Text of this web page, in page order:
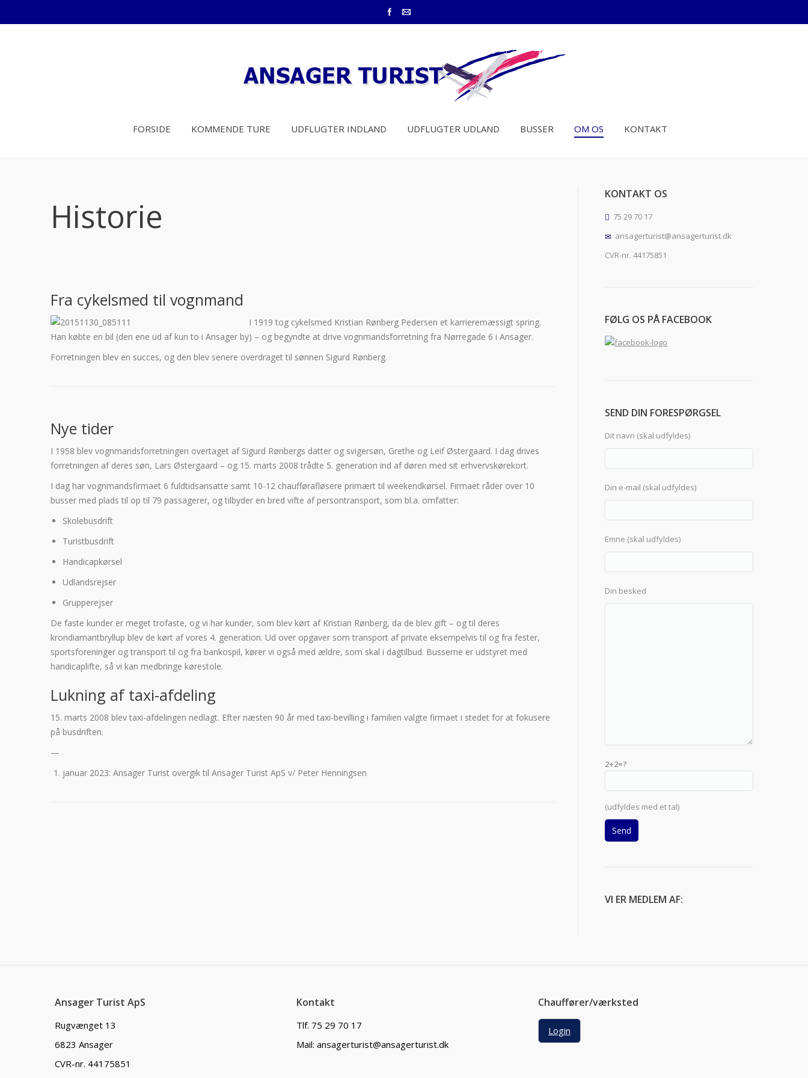
FORSIDE KOMMENDE TURE UDFLUGTER INDLAND UDFLUGTER UDLAND BUSSER OM OS KONTAKT
Historie
Fra cykelsmed til vognmand
I 1919 tog cykelsmed Kristian Rønberg Pedersen et karrieremæssigt spring.
Han købte en bil (den ene ud af kun to i Ansager by) – og begyndte at drive vognmandsforretning fra Nørregade 6 i Ansager.
Forretningen blev en succes, og den blev senere overdraget til sønnen Sigurd Rønberg.
Nye tider
I 1958 blev vognmandsforretningen overtaget af Sigurd Rønbergs datter og svigersøn, Grethe og Leif Østergaard. I dag drives
forretningen af deres søn, Lars Østergaard – og 15. marts 2008 trådte 5. generation ind af døren med sit erhvervskørekort.
I dag har vognmandsfirmaet 6 fuldtidsansatte samt 10-12 chaufførafløsere primært til weekendkørsel. Firmaet råder over 10
busser med plads til op til 79 passagerer, og tilbyder en bred vifte af persontransport, som bl.a. omfatter:
Skolebusdrift
Turistbusdrift
Handicapkørsel
Udlandsrejser
Grupperejser
De faste kunder er meget trofaste, og vi har kunder, som blev kørt af Kristian Rønberg, da de blev gift – og til deres
krondiamantbryllup blev de kørt af vores 4. generation. Ud over opgaver som transport af private eksempelvis til og fra fester,
sportsforeninger og transport til og fra bankospil, kører vi også med ældre, som skal i dagtilbud. Busserne er udstyret med
handicaplifte, så vi kan medbringe kørestole.
Lukning af taxi-afdeling
15. marts 2008 blev taxi-afdelingen nedlagt. Efter næsten 90 år med taxi-bevilling i familien valgte firmaet i stedet for at fokusere
på busdriften.
—
januar 2023: Ansager Turist overgik til Ansager Turist ApS v/ Peter Henningsen
KONTAKT OS
75 29 70 17
ansagerturist@ansagerturist.dk
CVR-nr. 44175851
FØLG OS PÅ FACEBOOK
SEND DIN FORESPØRGSEL
Dit navn (skal udfyldes)
Din e-mail (skal udfyldes)
Emne (skal udfyldes)
Din besked
2+2=?
(udfyldes med et tal)
VI ER MEDLEM AF:
Ansager Turist ApS
Rugvænget 13
6823 Ansager
CVR-nr. 44175851
Kontakt
Tlf. 75 29 70 17
Mail: ansagerturist@ansagerturist.dk
Chauffører/værksted
Login